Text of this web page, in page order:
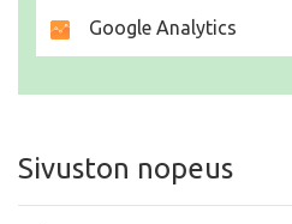
Google Analytics
Sivuston nopeus